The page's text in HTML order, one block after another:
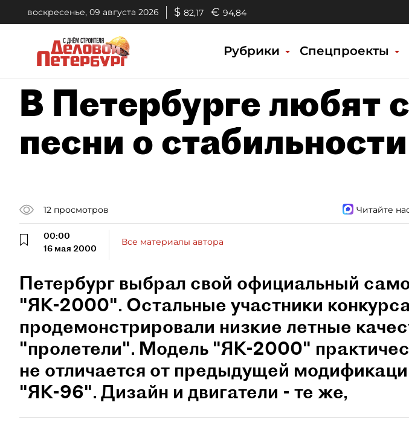
воскресенье, 09 августа 2026 $ 82,17 € 94,84
Рубрики Спецпроекты
В Петербурге любят
песни о стабильности
12 просмотров Читайте
00:00
16 мая 2000
Все материалы автора
Петербург выбрал свой официальный
"ЯК-2000". Остальные участники
продемонстрировали низкие летные
"пролетели". Модель "ЯК-2000"
не отличается от предыдущей
"ЯК-96". Дизайн и двигатели - те же,